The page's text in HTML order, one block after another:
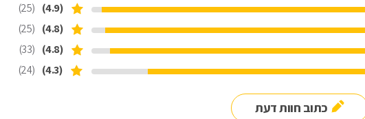
(4.9)
(25)
(4.8)
(25)
(4.8)
(33)
(4.3)
(24)
כתוב חוות דעת